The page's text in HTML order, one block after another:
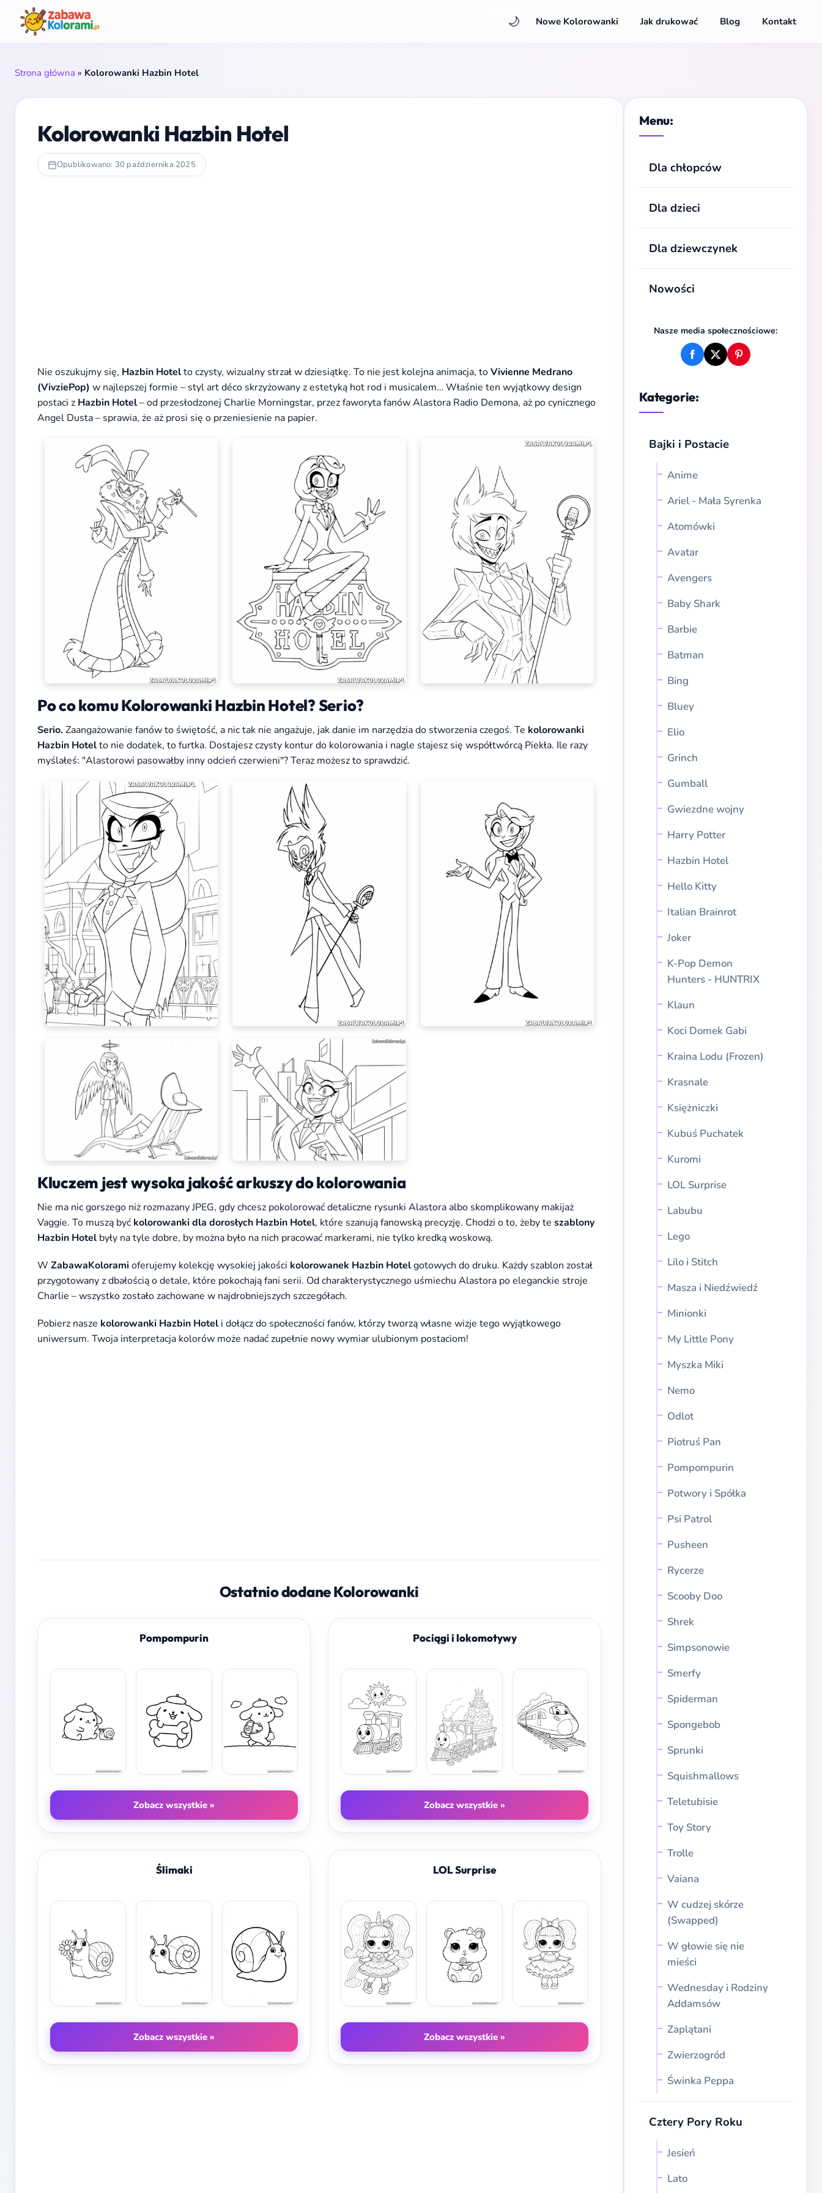
🌙 Nowe Kolorowanki Jak drukować Blog Kontakt
Strona główna » Kolorowanki Hazbin Hotel
Menu:
Dla chłopców
Dla dzieci
Dla dziewczynek
Nowości
Nasze media społecznościowe:
Kategorie:
Bajki i Postacie
Anime
Ariel - Mała Syrenka
Atomówki
Avatar
Avengers
Baby Shark
Barbie
Batman
Bing
Bluey
Elio
Grinch
Gumball
Gwiezdne wojny
Harry Potter
Hazbin Hotel
Hello Kitty
Italian Brainrot
Joker
K-Pop Demon
Hunters - HUNTRIX
Klaun
Koci Domek Gabi
Kraina Lodu (Frozen)
Krasnale
Księżniczki
Kubuś Puchatek
Kuromi
LOL Surprise
Labubu
Lego
Lilo i Stitch
Masza i Niedźwiedź
Minionki
My Little Pony
Myszka Miki
Nemo
Odlot
Piotruś Pan
Pompompurin
Potwory i Spółka
Psi Patrol
Pusheen
Rycerze
Scooby Doo
Shrek
Simpsonowie
Smerfy
Spiderman
Spongebob
Sprunki
Squishmallows
Teletubisie
Toy Story
Trolle
Vaiana
W cudzej skórze
(Swapped)
W głowie się nie
mieści
Wednesday i Rodziny
Addamsów
Zaplątani
Zwierzogród
Świnka Peppa
Cztery Pory Roku
Jesień
Lato
Kolorowanki Hazbin Hotel
Opublikowano: 30 października 2025
Nie oszukujmy się, Hazbin Hotelto czysty, wizualny strzał w dziesiątkę. To nie jest kolejna animacja, toVivienne Medrano
(VivziePop) w najlepszej formie – styl art déco skrzyżowany z estetyką hot rod i musicalem… Właśnie ten wyjątkowy design
postaci z Hazbin Hotel– od przesłodzonej Charlie Morningstar, przez faworyta fanów Alastora Radio Demona, aż po cynicznego
Angel Dusta – sprawia, że aż prosi się o przeniesienie na papier.
Po co komu Kolorowanki Hazbin Hotel? Serio?
Serio.Zaangażowanie fanów to świętość, a nic tak nie angażuje, jak danie im narzędzia do stworzenia czegoś. Te kolorowanki
Hazbin Hotelto nie dodatek, to furtka. Dostajesz czysty kontur do kolorowania i nagle stajesz się współtwórcą Piekła. Ile razy
myślałeś: "Alastorowi pasowałby inny odcień czerwieni"? Teraz możesz to sprawdzić.
Kluczem jest wysoka jakość arkuszy do kolorowania
Nie ma nic gorszego niż rozmazany JPEG, gdy chcesz pokolorować detaliczne rysunki Alastora albo skomplikowany makijaż
Vaggie. To muszą być kolorowanki dla dorosłych Hazbin Hotel, które szanują fanowską precyzję. Chodzi o to, żeby te szablony
Hazbin Hotel były na tyle dobre, by można było na nich pracować markerami, nie tylko kredką woskową.
W ZabawaKoloramioferujemy kolekcję wysokiej jakości kolorowanek Hazbin Hotelgotowych do druku. Każdy szablon został
przygotowany z dbałością o detale, które pokochają fani serii. Od charakterystycznego uśmiechu Alastora po eleganckie stroje
Charlie – wszystko zostało zachowane w najdrobniejszych szczegółach.
Pobierz nasze kolorowanki Hazbin Hotel i dołącz do społeczności fanów, którzy tworzą własne wizje tego wyjątkowego
uniwersum. Twoja interpretacja kolorów może nadać zupełnie nowy wymiar ulubionym postaciom!
Ostatnio dodane Kolorowanki
Pompompurin
Zobacz wszystkie »
Pociągi i lokomotywy
Zobacz wszystkie »
Ślimaki
Zobacz wszystkie »
LOL Surprise
Zobacz wszystkie »